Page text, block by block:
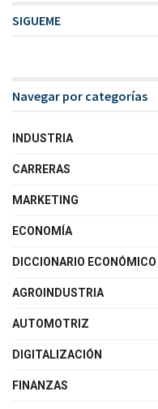
SIGUEME
Navegar por categorías
INDUSTRIA
CARRERAS
MARKETING
ECONOMÍA
DICCIONARIO ECONÓMICO
AGROINDUSTRIA
AUTOMOTRIZ
DIGITALIZACIÓN
FINANZAS